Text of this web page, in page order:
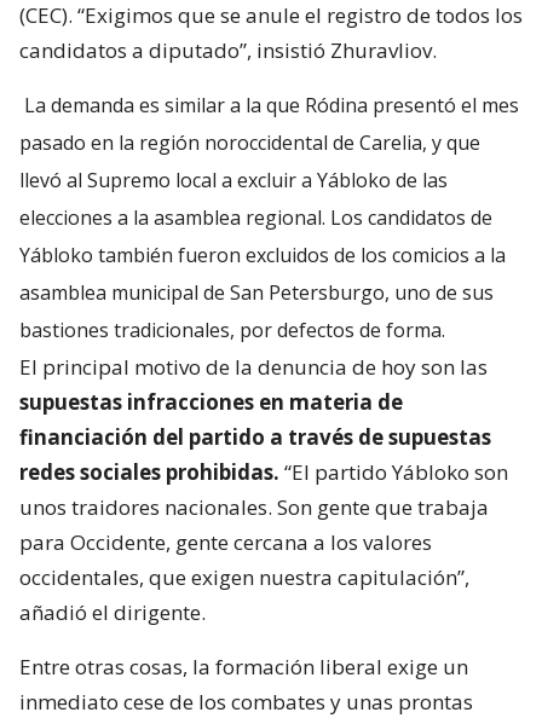
(CEC). “Exigimos que se anule el registro de todos los
candidatos a diputado”, insistió Zhuravliov.
La demanda es similar a la que Ródina presentó el mes
pasado en la región noroccidental de Carelia, y que
llevó al Supremo local a excluir a Yábloko de las
elecciones a la asamblea regional. Los candidatos de
Yábloko también fueron excluidos de los comicios a la
asamblea municipal de San Petersburgo, uno de sus
bastiones tradicionales, por defectos de forma.
El principal motivo de la denuncia de hoy son las
supuestas infracciones en materia de
financiación del partido a través de supuestas
redes sociales prohibidas. “El partido Yábloko son
unos traidores nacionales. Son gente que trabaja
para Occidente, gente cercana a los valores
occidentales, que exigen nuestra capitulación”,
añadió el dirigente.
Entre otras cosas, la formación liberal exige un
inmediato cese de los combates y unas prontas